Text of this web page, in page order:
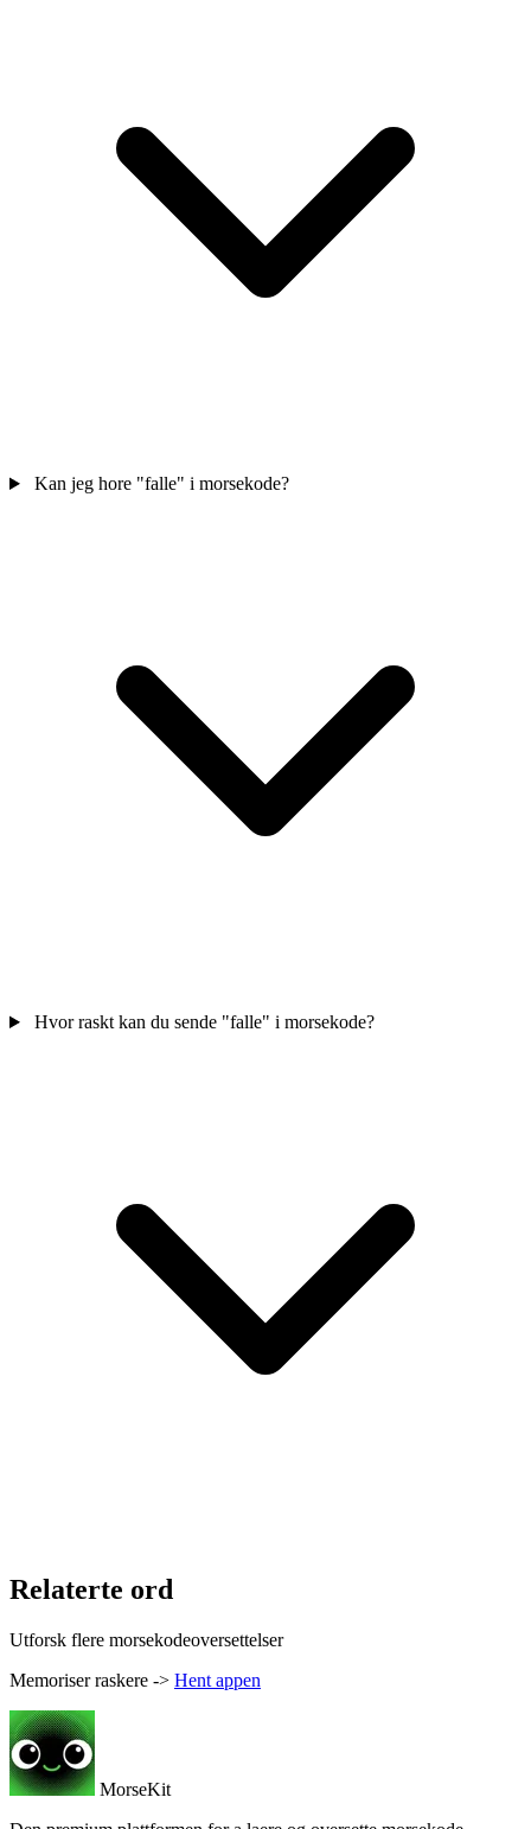
Kan jeg hore "falle" i morsekode?
Hvor raskt kan du sende "falle" i morsekode?
Relaterte ord
Utforsk flere morsekodeoversettelser
Memoriser raskere -> Hent appen
MorseKit